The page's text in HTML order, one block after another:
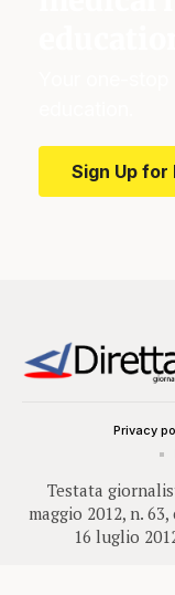
Sign Up for
Testata
maggio 2012, n.
16 luglio
Privacy